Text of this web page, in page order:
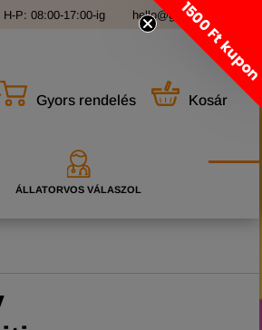
P: 08:00-17:00-ig hello@grandopet.hu
Gyors rendelés Kosár
ÁLLATORVOS VÁLASZOL
1500 Ft